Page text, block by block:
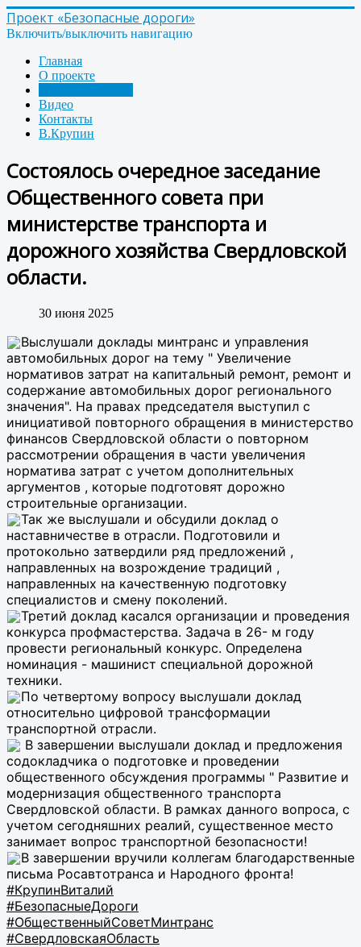
Проект «Безопасные дороги»
Включить/выключить навигацию
Главная
О проекте
Видео
Контакты
В.Крупин
Состоялось очередное заседание
Общественного совета при
министерстве транспорта и
дорожного хозяйства Свердловской
области.
30 июня 2025
Выслушали доклады минтранс и управления
автомобильных дорог на тему " Увеличение
нормативов затрат на капитальный ремонт, ремонт и
содержание автомобильных дорог регионального
значения". На правах председателя выступил с
инициативой повторного обращения в министерство
финансов Свердловской области о повторном
рассмотрении обращения в части увеличения
норматива затрат с учетом дополнительных
аргументов , которые подготовят дорожно
строительные организации.
Так же выслушали и обсудили доклад о
наставничестве в отрасли. Подготовили и
протокольно затвердили ряд предложений ,
направленных на возрождение традиций ,
направленных на качественную подготовку
специалистов и смену поколений.
Третий доклад касался организации и проведения
конкурса профмастерства. Задача в 26- м году
провести региональный конкурс. Определена
номинация - машинист специальной дорожной
техники.
По четвертому вопросу выслушали доклад
относительно цифровой трансформации
транспортной отрасли.
В завершении выслушали доклад и предложения
содокладчика о подготовке и проведении
общественного обсуждения программы " Развитие и
модернизация общественного транспорта
Свердловской области. В рамках данного вопроса, с
учетом сегодняшних реалий, существенное место
занимает вопрос транспортной безопасности!
В завершении вручили коллегам благодарственные
письма Росавтотранса и Народного фронта!
#КрупинВиталий
#БезопасныеДороги
#ОбщественныйСоветМинтранс
#СвердловскаяОбласть